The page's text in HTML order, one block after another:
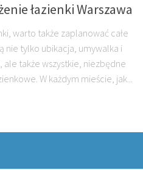
łazienki Warszawa
warto także zaplanować całe
nie tylko ubikacja, umywalka i
także wszystkie, niezbędne
W każdym mieście, jak...